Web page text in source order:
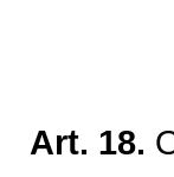
Art. 18.